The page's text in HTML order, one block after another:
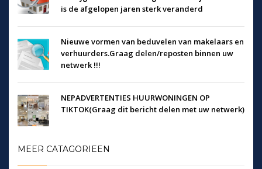
is de afgelopen jaren sterk veranderd
Nieuwe vormen van beduvelen van makelaars en
verhuurders.Graag delen/reposten binnen uw
netwerk !!!
NEPADVERTENTIES HUURWONINGEN OP
TIKTOK(Graag dit bericht delen met uw netwerk)
MEER CATAGORIEEN